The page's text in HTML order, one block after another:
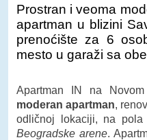
Prostran i veoma
apartman u blizini
prenoćište za 6
mesto u garaži sa
Apartman IN na
moderan apartman,
odličnoj lokaciji, na pola
Beogradske arene.